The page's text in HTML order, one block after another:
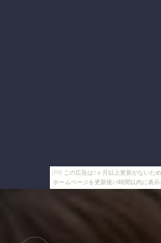
[PR] この広告は3ヶ月以上更新がないた
ホームページを更新後24時間以内に表示